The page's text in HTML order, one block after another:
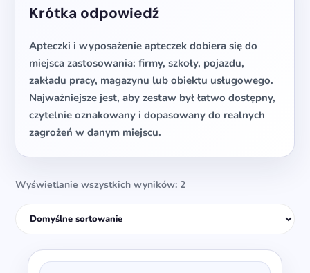
Krótka odpowiedź
Apteczki i wyposażenie apteczek dobiera się do
miejsca zastosowania: firmy, szkoły, pojazdu,
zakładu pracy, magazynu lub obiektu usługowego.
Najważniejsze jest, aby zestaw był łatwo dostępny,
czytelnie oznakowany i dopasowany do realnych
zagrożeń w danym miejscu.
Wyświetlanie wszystkich wyników: 2